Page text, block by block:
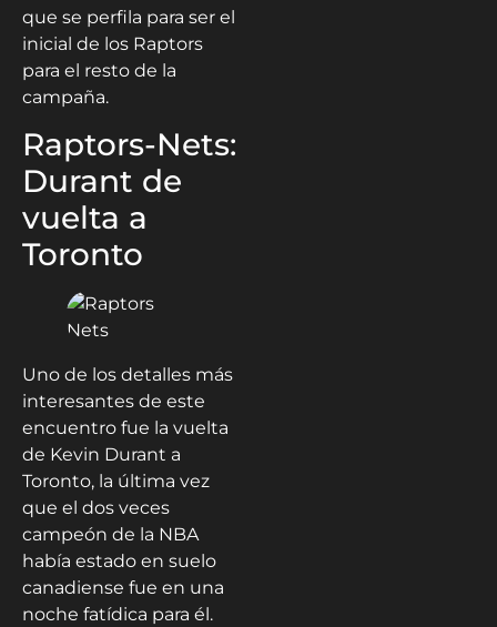
que se perfila para ser el
inicial de los Raptors
para el resto de la
campaña.
Raptors-Nets:
Durant de
vuelta a
Toronto
Uno de los detalles más
interesantes de este
encuentro fue la vuelta
de Kevin Durant a
Toronto, la última vez
que el dos veces
campeón de la NBA
había estado en suelo
canadiense fue en una
noche fatídica para él.